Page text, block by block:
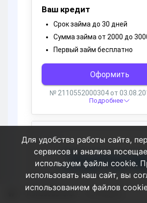
Пользователи Ronaldjada
Для удобства работы сайта,
сервисов и анализа
используем файлы cookie.
использовать наш сайт, вы
использованием файлов